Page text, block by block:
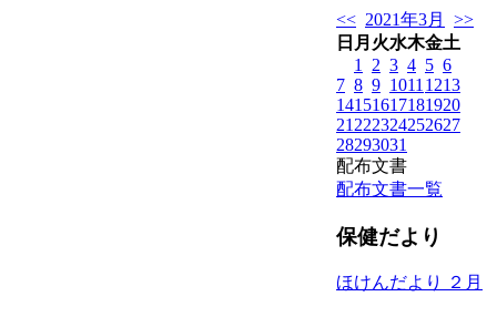
<< 2021年3月
>>
日 月 火水木金土
1
2 3 4 5 6
7 8 9 1011 1213
14151617181920
21 222324252627
28293031
配布文書
配布文書一覧
保健だより
ほけんだより ２月